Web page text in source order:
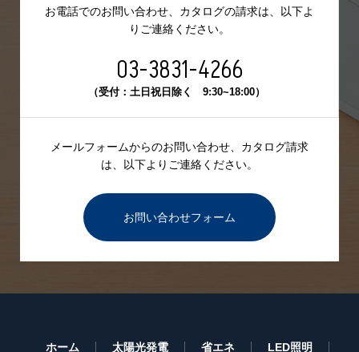
お電話でのお問い合わせ、カタログの請求は、
以下よ
りご連絡ください。
03-3831-4266
（受付：土日祝日除く 9:30~18:00）
メールフォームからのお問い合わせ、カタログ請求
は、
以下よりご連絡ください。
お問い合わせフォーム
ホーム 太陽光発電 省エネ LED照明